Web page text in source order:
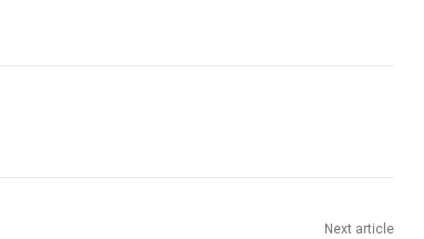
Next article